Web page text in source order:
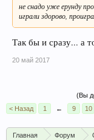
не снадо уже ерунду
играли здорово,
Так бы и сразу... а
20 май 2017
(Вы
< Назад
1 ← 9 10
Главная Форум